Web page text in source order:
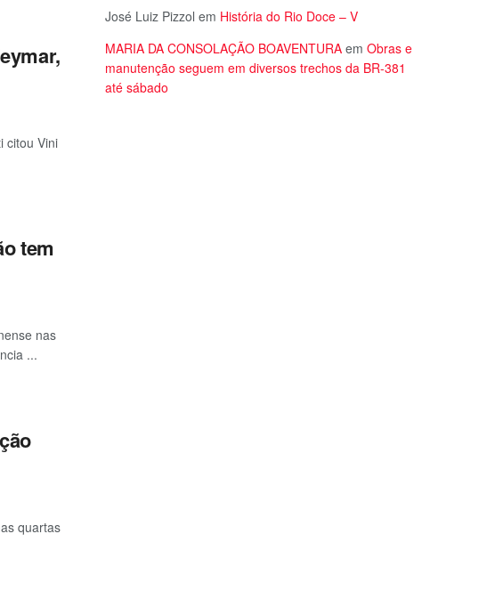
citou Vini
tem
nas
...
quartas
José Luiz Pizzol em História do Rio Doce – V
MARIA DA CONSOLAÇÃO BOAVENTURA em Obras e
manutenção seguem em diversos trechos da BR-381
até sábado